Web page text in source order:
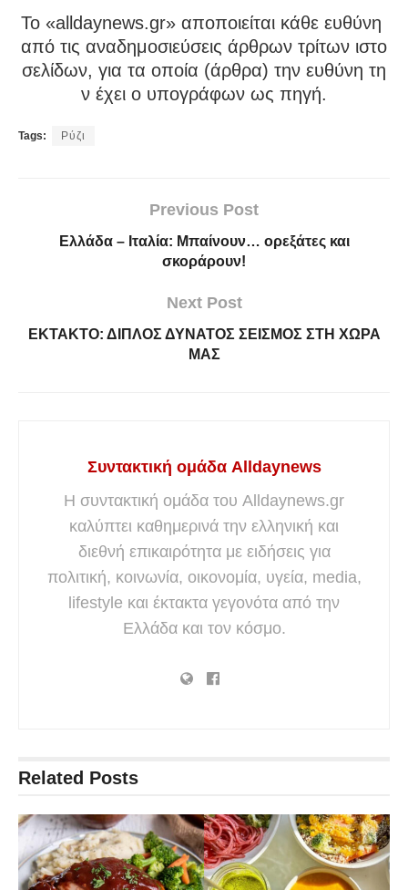
To «alldaynews.gr» αποποιείται κάθε ευθύνη
από τις αναδημοσιεύσεις άρθρων τρίτων ιστο
σελίδων, για τα οποία (άρθρα) την ευθύνη τη
ν έχει ο υπογράφων ως πηγή.
Tags: Ρύζι
Previous Post
Ελλάδα – Ιταλία: Μπαίνουν… ορεξάτες και
σκοράρουν!
Next Post
ΕΚΤΑΚΤΟ: ΔΙΠΛΟΣ ΔΥΝΑΤΟΣ ΣΕΙΣΜΟΣ ΣΤΗ ΧΩΡΑ
ΜΑΣ
Συντακτική ομάδα Alldaynews
Η συντακτική ομάδα του Alldaynews.gr
καλύπτει καθημερινά την ελληνική και
διεθνή επικαιρότητα με ειδήσεις για
πολιτική, κοινωνία, οικονομία, υγεία, media,
lifestyle και έκτακτα γεγονότα από την
Ελλάδα και τον κόσμο.
Related Posts